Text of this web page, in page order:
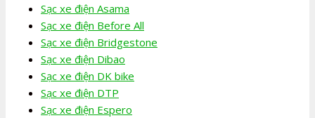
Sạc xe điện Asama
Sạc xe điện Before All
Sạc xe điện Bridgestone
Sạc xe điện Dibao
Sạc xe điện DK bike
Sạc xe điện DTP
Sạc xe điện Espero